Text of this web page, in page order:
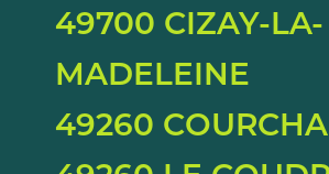
49700 CIZAY-LA-
MADELEINE
49260